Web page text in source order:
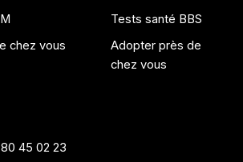
chez vous
Tests santé BBS
Adopter près de
chez vous
45 02 23